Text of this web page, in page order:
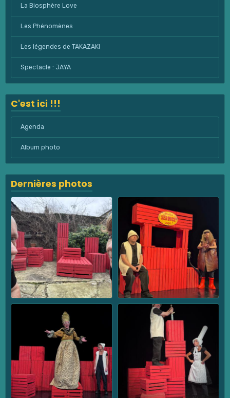
La Biosphère Love
Les Phénomènes
Les légendes de TAKAZAKI
Spectacle : JAYA
C'est ici !!!
Agenda
Album photo
Dernières photos